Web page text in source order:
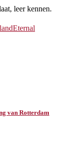
leer kennen.
Eternal
van Rotterdam